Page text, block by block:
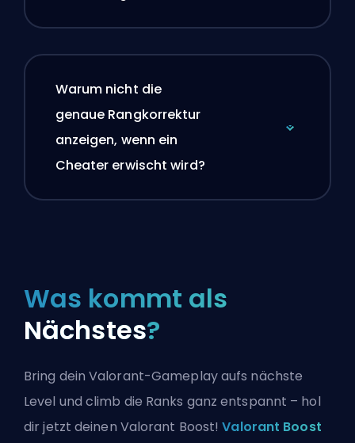
Warum nicht die
genaue Rangkorrektur
anzeigen, wenn ein
Cheater erwischt wird?
Was kommt als
Nächstes?
Bring dein Valorant-Gameplay aufs nächste
Level und climb die Ranks ganz entspannt – hol
dir jetzt deinen Valorant Boost!Valorant Boost